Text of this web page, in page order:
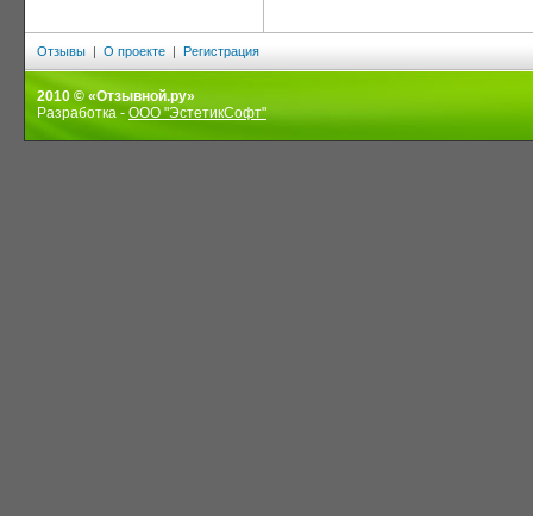
Отзывы | О проекте | Регистрация
2010 © «Отзывной.ру»
Разработка - ООО "ЭстетикСофт"